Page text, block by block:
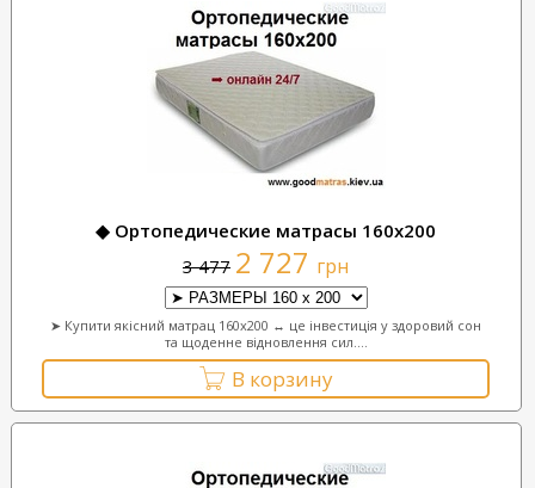
◆ Ортопедические матрасы 160х200
3 477 2 727 грн
➤ Купити якісний матрац 160х200 ↔ це інвестиція у здоровий сон
та щоденне відновлення сил....
В корзину